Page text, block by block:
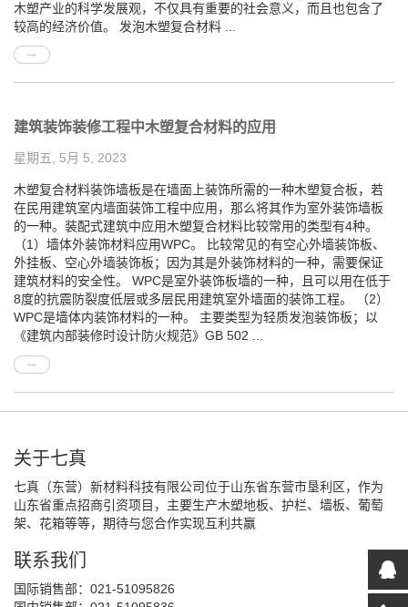
木塑产业的科学发展观，不仅具有重要的社会意义，而且也包含了
较高的经济价值。 发泡木塑复合材料 ...
建筑装饰装修工程中木塑复合材料的应用
星期五, 5月 5, 2023
木塑复合材料装饰墙板是在墙面上装饰所需的一种木塑复合板，若
在民用建筑室内墙面装饰工程中应用，那么将其作为室外装饰墙板
的一种。装配式建筑中应用木塑复合材料比较常用的类型有4种。
（1）墙体外装饰材料应用WPC。 比较常见的有空心外墙装饰板、
外挂板、空心外墙装饰板；因为其是外装饰材料的一种，需要保证
建筑材料的安全性。 WPC是室外装饰板墙的一种，且可以用在低于
8度的抗震防裂度低层或多层民用建筑室外墙面的装饰工程。 （2）
WPC是墙体内装饰材料的一种。 主要类型为轻质发泡装饰板；以
《建筑内部装修时设计防火规范》GB 502 ...
关于七真
七真（东营）新材料科技有限公司位于山东省东营市垦利区，作为
山东省重点招商引资项目，主要生产木塑地板、护栏、墙板、葡萄
架、花箱等等，期待与您合作实现互利共赢
联系我们
国际销售部：021-51095826